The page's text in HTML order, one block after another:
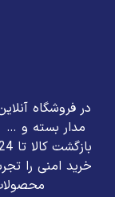
در فروشگاه
مدار بسته و …
خرید امنی را